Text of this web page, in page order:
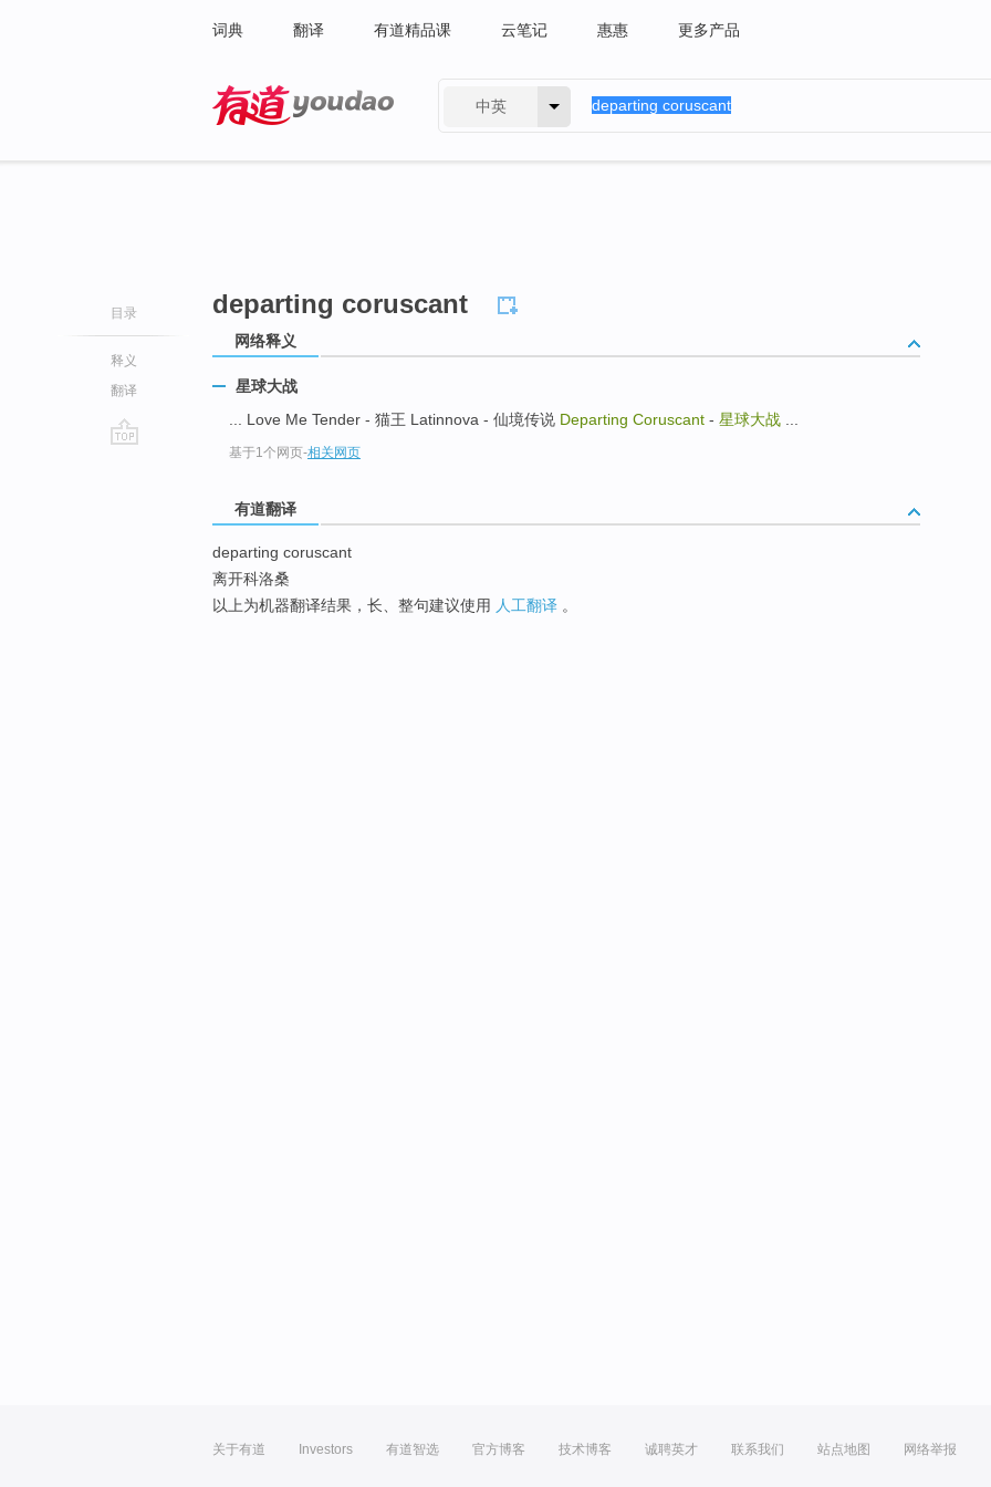
词典 翻译 有道精品课 云笔记 惠惠 更多产品
中英
目录
释义
翻译
departing coruscant
网络释义
星球大战
... Love Me Tender - 猫王 Latinnova - 仙境传说 Departing Coruscant - 星球大战
基于1个网页-相关网页
有道翻译
departing coruscant
离开科洛桑
以上为机器翻译结果，长、整句建议使用 人工翻译 。
关于有道 Investors 有道智选 官方博客 技术博客 诚聘英才 联系我们 站点地图 网络举报